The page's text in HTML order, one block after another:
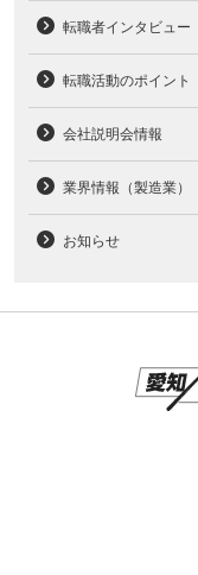
転職者インタビュー
転職活動のポイント
会社説明会情報
業界情報（製造業）
お知らせ